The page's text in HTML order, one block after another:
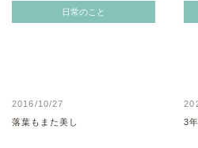
日常のこと
2016/10/27
落葉もまた美し
3